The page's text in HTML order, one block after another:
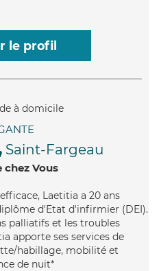
le profil
Saint-Fargeau
chez Vous
Laetitia a 20 ans
d'Etat d'infirmier (DEI).
palliatifs et les troubles
apporte ses services de
habillage, mobilité et
de nuit*